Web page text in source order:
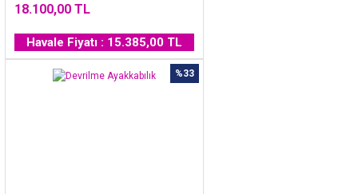
18.100,00 TL
Havale Fiyatı : 15.385,00 TL
%33